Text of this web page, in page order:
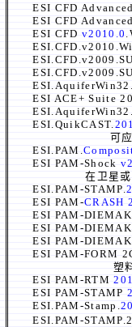
ESI CFD Advanced
ESI CFD Advanced
ESI CFD v2010.0
ESI.AquiferWin32.
ESI ACE+ Suite
ESI.AquiferWin32.
ESI.QuikCAST.
可应用于砂模
ESI.PAM.
ESI PAM-Shock
在卫星或火箭
ESI.PAM-STAMP.
ESI PAM-CRASH
ESI PAM-
ESI PAM-
ESI PAM-
ESI PAM-FORM
塑料片材成型
ESI PAM-RTM
ESI PAM-STAMP
ESI.PAM-Stamp.
ESI.PAM-